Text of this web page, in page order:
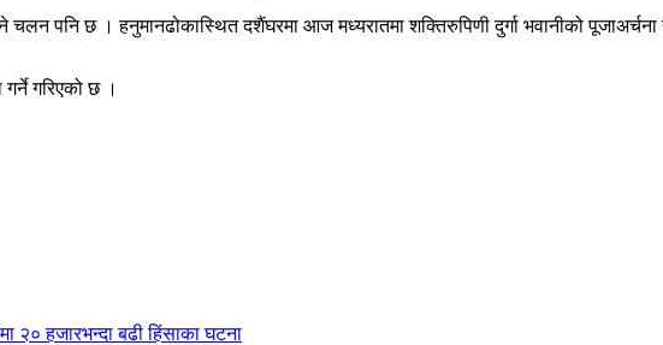
चलन पनि छ । हनुमानढोकास्थित दशैंघरमा आज मध्यरातमा शक्तिरुपिणी दुर्गा भवानीको
गरिएको छ ।
२० हजारभन्दा बढी हिंसाका घटना